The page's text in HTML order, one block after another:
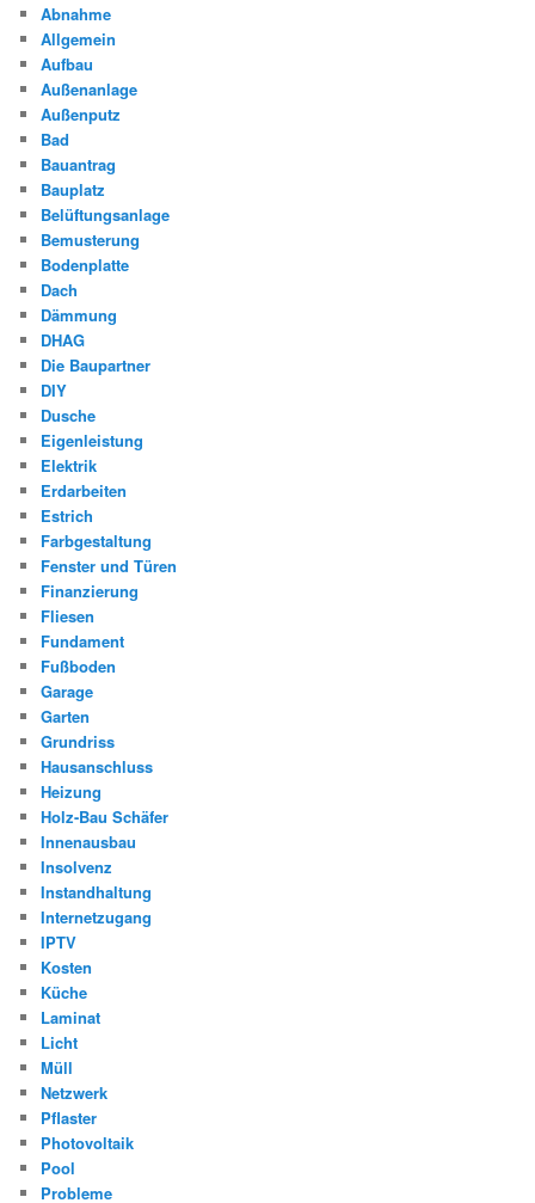
Abnahme
Allgemein
Aufbau
Außenanlage
Außenputz
Bad
Bauantrag
Bauplatz
Belüftungsanlage
Bemusterung
Bodenplatte
Dach
Dämmung
DHAG
Die Baupartner
DIY
Dusche
Eigenleistung
Elektrik
Erdarbeiten
Estrich
Farbgestaltung
Fenster und Türen
Finanzierung
Fliesen
Fundament
Fußboden
Garage
Garten
Grundriss
Hausanschluss
Heizung
Holz-Bau Schäfer
Innenausbau
Insolvenz
Instandhaltung
Internetzugang
IPTV
Kosten
Küche
Laminat
Licht
Müll
Netzwerk
Pflaster
Photovoltaik
Pool
Probleme